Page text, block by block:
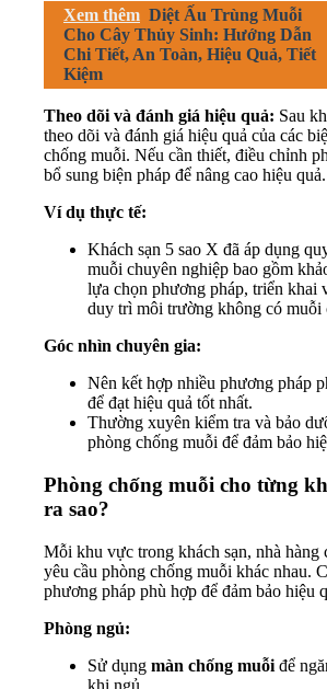
Xem thêm Diệt Ấu Trùng Muỗi
Cho Cây Thủy Sinh: Hướng Dẫn
Chi Tiết, An Toàn, Hiệu Quả, Tiết
Kiệm
Theo dõi và đánh giá hiệu quả: Sau
theo dõi và đánh giá hiệu quả của các
chống muỗi. Nếu cần thiết, điều chỉnh
bổ sung biện pháp để nâng cao hiệu quả.
Ví dụ thực tế:
Khách sạn 5 sao X đã áp dụng
muỗi chuyên nghiệp bao gồm
lựa chọn phương pháp, triển khai
duy trì môi trường không có muỗi
Góc nhìn chuyên gia:
Nên kết hợp nhiều phương pháp
để đạt hiệu quả tốt nhất.
Thường xuyên kiểm tra và bảo
phòng chống muỗi để đảm bảo
Phòng chống muỗi cho từng
ra sao?
Mỗi khu vực trong khách sạn, nhà hàng
yêu cầu phòng chống muỗi khác nhau.
phương pháp phù hợp để đảm bảo hiệu
Phòng ngủ:
Sử dụng màn chống muỗi để
khi ngủ.